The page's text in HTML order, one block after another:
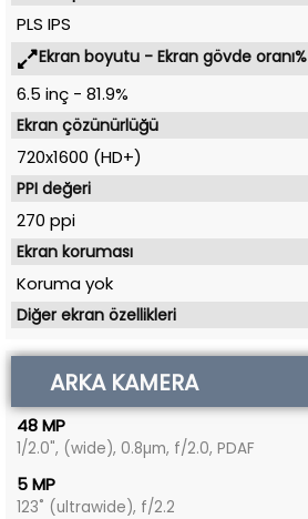
PLS IPS
Ekran boyutu - Ekran gövde oranı%
6.5 inç - 81.9%
Ekran çözünürlüğü
720x1600 (HD+)
PPI değeri
270 ppi
Ekran koruması
Koruma yok
Diğer ekran özellikleri
ARKA KAMERA
48 MP
1/2.0", (wide), 0.8µm, f/2.0, PDAF
5 MP
123˚ (ultrawide), f/2.2